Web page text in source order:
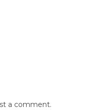
a comment.